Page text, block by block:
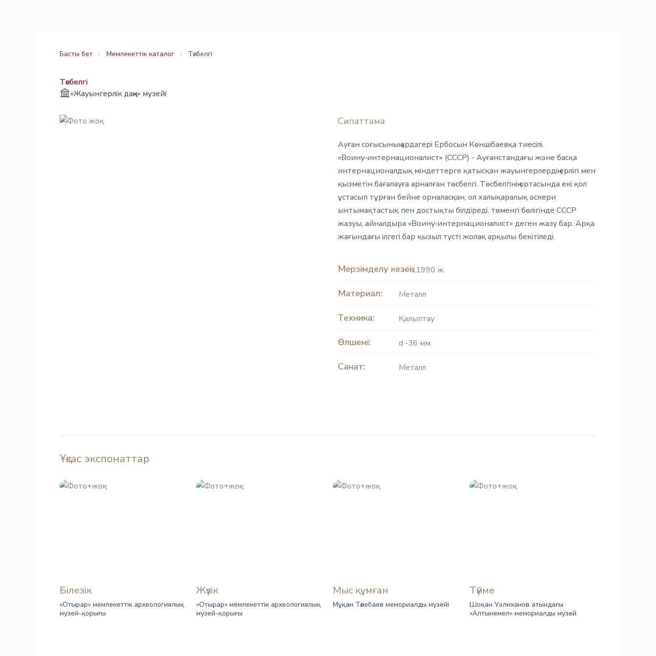
Басты бет › Мемлекеттік каталог › Төсбелгі
Төсбелгі
«Жауынгерлік даңқ» музейі
Сипаттама
Ауған соғысының ардагері Ербосын Көншібаевқа тиесілі.
«Воину‑интернационалист» (СССР) - Ауғанстандағы және басқа
интернационалдық міндеттерге қатысқан жауынгерлердің ерлігі мен
қызметін бағалауға арналған төсбелгі. Төсбелгінің ортасында екі қол
ұстасып тұрған бейне орналасқан, ол халықаралық әскери
ынтымақтастық пен достықты білдіреді, төменгі бөлігінде СССР
жазуы, айналдыра «Воину‑интернационалист» деген жазу бар. Арқа
жағындағы ілгегі бар қызыл түсті жолақ арқылы бекітіледі.
Мерзімделу кезеңі: 1990 ж.
Материал: Металл
Техника: Қалыптау
Өлшемі: d -36 мм.
Санат: Металл
Ұқсас экспонаттар
Білезік
«Отырар» мемлекеттік археологиялық
музей-қорығы
Жүзік
«Отырар» мемлекеттік археологиялық
музей-қорығы
Мыс құмған
Мұқан Төлебаев мемориалды музейі
Түйме
Шоқан Уәлиханов атындағы
«Алтынемел» мемориалды музей